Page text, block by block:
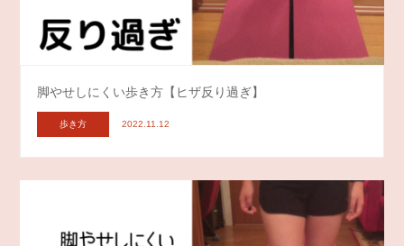
脚やせしにくい歩き方【ヒザ反り過ぎ】
歩き方 2022.11.12